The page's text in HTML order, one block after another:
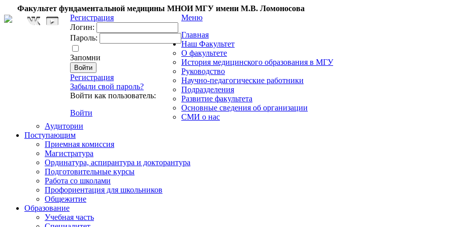
Факультет фундаментальной медицины МНОИ МГУ имени М.В. Ломоносова
Регистрация
Логин:
Пароль:
Запомни
Регистрация
Забыли свой пароль?
Войти как пользователь:
Войти
Меню
Главная
Наш Факультет
О факультете
История медицинского образования в МГУ
Руководство
Научно-педагогические работники
Подразделения
Развитие факультета
Основные сведения об организации
СМИ о нас
Аудитории
Поступающим
Приемная комиссия
Магистратура
Ординатура, аспирантура и докторантура
Подготовительные курсы
Работа со школами
Профориентация для школьников
Общежитие
Образование
Учебная часть